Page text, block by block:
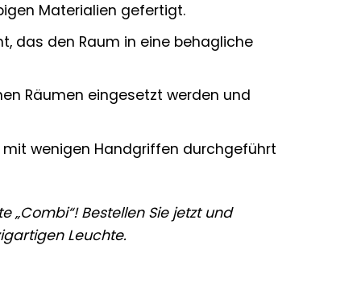
Materialien gefertigt.
das den Raum in eine behagliche
Räumen eingesetzt werden und
wenigen Handgriffen durchgeführt
„Combi“! Bestellen Sie jetzt und
Leuchte.